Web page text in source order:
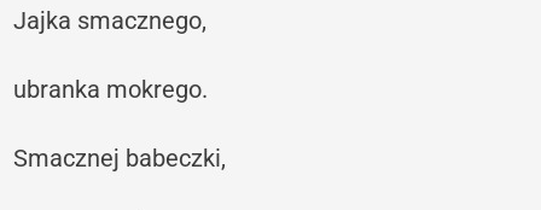
Jajka smacznego,
ubranka mokrego.
Smacznej babeczki,